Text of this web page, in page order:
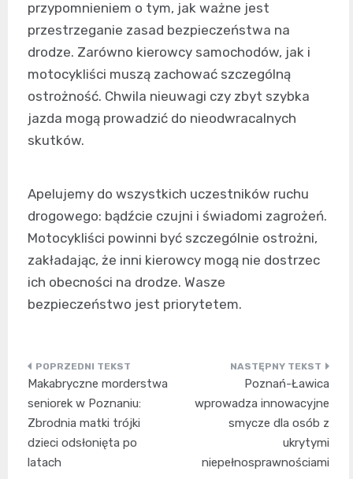
przypomnieniem o tym, jak ważne jest
przestrzeganie zasad bezpieczeństwa na
drodze. Zarówno kierowcy samochodów, jak i
motocykliści muszą zachować szczególną
ostrożność. Chwila nieuwagi czy zbyt szybka
jazda mogą prowadzić do nieodwracalnych
skutków.
Apelujemy do wszystkich uczestników ruchu
drogowego: bądźcie czujni i świadomi zagrożeń.
Motocykliści powinni być szczególnie ostrożni,
zakładając, że inni kierowcy mogą nie dostrzec
ich obecności na drodze. Wasze
bezpieczeństwo jest priorytetem.
Nawigacja
wpisu
Makabryczne morderstwa
seniorek w Poznaniu:
Zbrodnia matki trójki
dzieci odsłonięta po
latach
Poznań-Ławica
wprowadza innowacyjne
smycze dla osób z
ukrytymi
niepełnosprawnościami